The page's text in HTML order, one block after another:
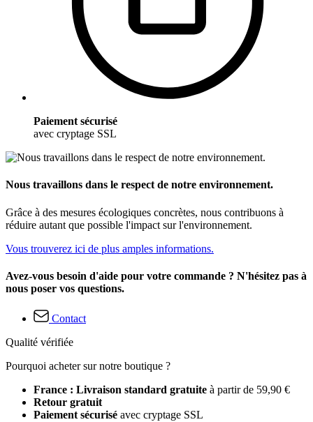
Paiement sécurisé
avec cryptage SSL
Nous travaillons dans le respect de notre environnement.
Grâce à des mesures écologiques concrètes, nous contribuons à
réduire autant que possible l'impact sur l'environnement.
Vous trouverez ici de plus amples informations.
Avez-vous besoin d'aide pour votre commande ? N'hésitez pas à
nous poser vos questions.
Contact
Qualité vérifiée
Pourquoi acheter sur notre boutique ?
France : Livraison standard gratuite à partir de 59,90 €
Retour gratuit
Paiement sécurisé avec cryptage SSL